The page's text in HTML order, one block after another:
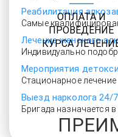
Реабилитация
Самые
Лечение женского
Индивидуально
Мероприятия
Стационарное лечение
Выезд нарколога 24/7
Бригада назначается
ОПЛАТА И
ПРОВЕДЕНИЕ
КУРСА